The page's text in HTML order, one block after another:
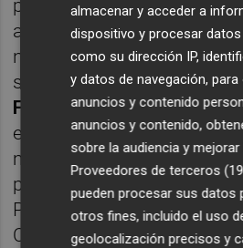
pensar que vivíamos en
aquellas elecciones al
no las ganó el magnate de
sino
Juanito Navarro,
Florentino pugnaz,
ese señor que exhibe
maneras de bingo y
ponernos a pensar que ya
Príncipe de Maquiavelo ni
Castiglione, que nos los
almacenar y acceder a
dispositivo y procesar
como su dirección IP,
y datos de navegación,
anuncios y contenido
anuncios y contenido,
sobre la audiencia y
Proveedores de terceros
pueden procesar sus datos
otros fines, incluido el uso
geolocalización precisos y